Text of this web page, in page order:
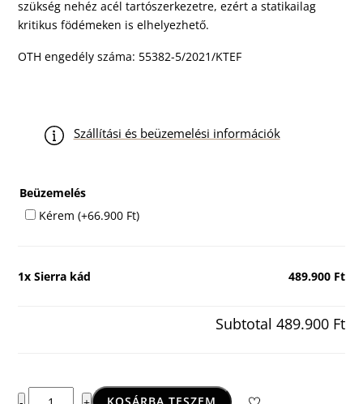
szükség nehéz acél tartószerkezetre, ezért a statikailag
kritikus födémeken is elhelyezhető.
OTH engedély száma: 55382-5/2021/KTEF
Szállítási és beüzemelési információk
Beüzemelés
Kérem(+66.900 Ft)
1xSierra kád 489.900 Ft
Subtotal 489.900 Ft
Sierra